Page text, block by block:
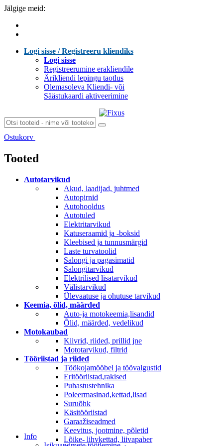
Jälgige meid:
Logi sisse / Registreeru kliendiks
Logi sisse
Registreerumine erakliendile
Ärikliendi lepingu taotlus
Olemasoleva Kliendi- või
Säästukaardi aktiveerimine
Ostukorv
Tooted
Autotarvikud
Akud, laadijad, juhtmed
Autopirnid
Autohooldus
Autotuled
Elektritarvikud
Katuseraamid ja -boksid
Kleebised ja tunnusmärgid
Laste turvatoolid
Salongi ja pagasimatid
Salongitarvikud
Elektrilised lisatarvikud
Välistarvikud
Ülevaatuse ja ohutuse tarvikud
Keemia, õlid, määrded
Auto-ja motokeemia,lisandid
Õlid, määrded, vedelikud
Motokaubad
Kiivrid, riided, prillid jne
Mototarvikud, filtrid
Tööriistad ja riided
Töökojamööbel ja töövalgustid
Eritööriistad,rakised
Puhastustehnika
Poleermasinad,kettad,lisad
Suruõhk
Käsitööriistad
Garaažiseadmed
Keevitus, jootmine, põletid
Lõike- lihvkettad, liivapaber
Info